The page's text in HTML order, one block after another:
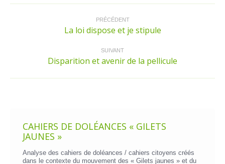
PRÉCÉDENT
Article
précédent
La loi dispose et je stipule
SUIVANT
Article
:
Disparition et avenir de la pellicule
CAHIERS DE DOLÉANCES « GILETS
JAUNES »
Analyse des cahiers de doléances / cahiers citoyens créés
dans le contexte du mouvement des « Gilets jaunes » et du